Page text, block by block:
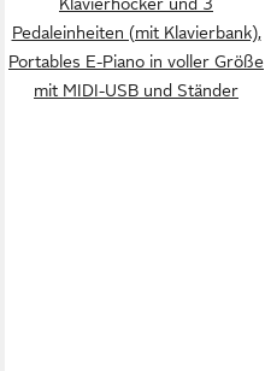
Pedaleinheiten (mit Klavierbank),
Portables E-Piano in voller Größe
mit MIDI-USB und Ständer